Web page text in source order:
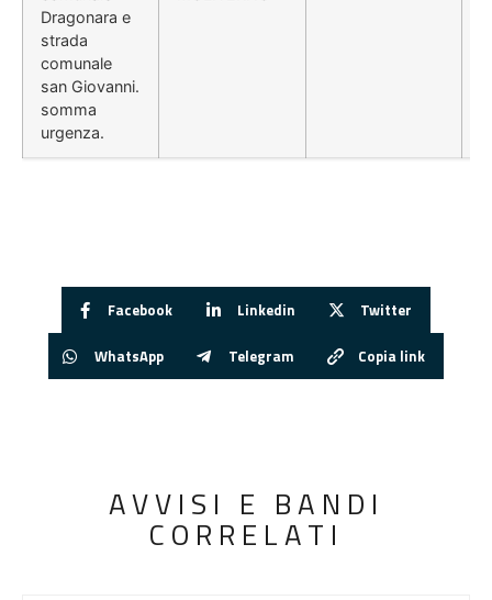
Dragonara e
strada
comunale
san Giovanni.
somma
urgenza.
Facebook Linkedin Twitter
WhatsApp Telegram Copia link
AVVISI E BANDI
CORRELATI